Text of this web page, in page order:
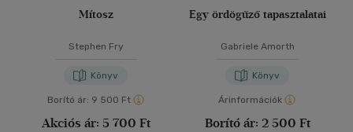
Mítosz
Stephen Fry
Könyv
Borító ár: 9 500 Ft
Akciós ár: 5 700 Ft
Egy ördögűző tapasztalatai
Gabriele Amorth
Könyv
Árinformációk
Borító ár: 2 500 Ft